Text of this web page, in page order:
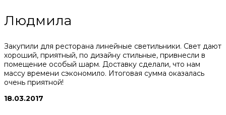
Людмила
Закупили для ресторана линейные светильники. Свет дают
хороший, приятный, по дизайну стильные, привнесли в
помещение особый шарм. Доставку сделали, что нам
массу времени сэкономило. Итоговая сумма оказалась
очень приятной!
18.03.2017